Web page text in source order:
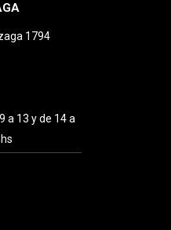
1794
a 13 y de 14 a